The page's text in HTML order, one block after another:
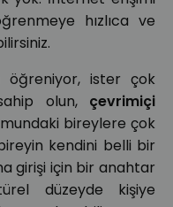
hızlıca ve
ister çok
olun, çevrimiçi
bireylere çok
kendini belli bir
girişi için bir anahtar
düzeyde kişiye